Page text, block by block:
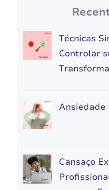
Técnicas
Controlar
Ansiedade
Cansaço